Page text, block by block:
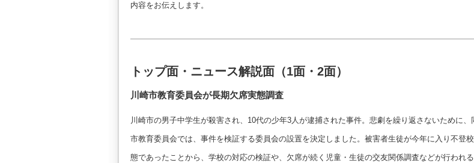
内容をお伝えします。
トップ面・ニュース解説面（1面・2面）
川崎市教育委員会が長期欠席実態調査
川崎市の男子中学生が殺害され、10代の少年3人が逮捕された事件。悲劇を繰り返さないために、
市教育委員会では、事件を検証する委員会の設置を決定しました。被害者生徒が今年に入り不登
態であったことから、学校の対応の検証や、欠席が続く児童・生徒の交友関係調査などが行われ